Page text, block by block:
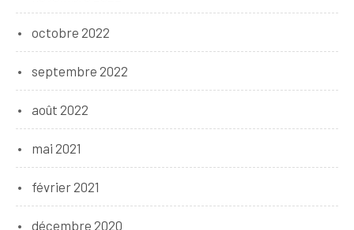
octobre 2022
septembre 2022
août 2022
mai 2021
février 2021
décembre 2020